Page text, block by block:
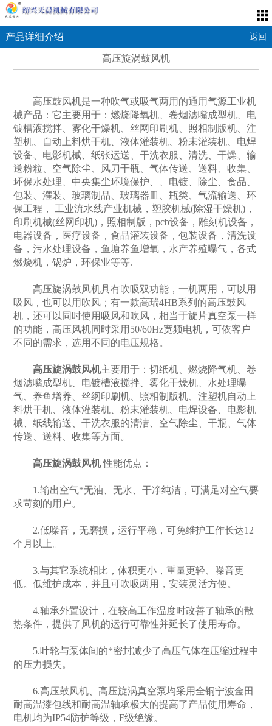
产品详细介绍 返回
高压旋涡鼓风机
高压鼓风机是一种吹气或吸气两用的通用气源工业机
械产品：它主要用于：燃烧降氧机、卷烟滤嘴成型机、电
镀槽液搅拌、雾化干燥机、丝网印刷机、照相制版机、注
塑机、自动上料烘干机、液体灌装机、粉末灌装机、电焊
设备、电影机械、纸张运送、干洗衣服、清洗、干燥、输
送粉粒、空气除尘、风刀干瓶、气体传送、送料、收集、
环保水处理、中央集尘环境保护、、电镀、除尘、食品、
包装、灌装、玻璃制品、玻璃器皿、瓶类、气流输送、环
保工程， 工业流水线产业机械，塑胶机械(除湿干燥机)，
印刷机械(丝网印机)，照相制版，pcb设备，雕刻机设备，
电器设备，医疗设备，食品灌装设备，包装设备，清洗设
备，污水处理设备，鱼塘养鱼增氧，水产养殖曝气，各式
燃烧机，锅炉，环保业等等.
高压旋涡鼓风机具有吹吸双功能，一机两用，可以用
吸风，也可以用吹风；有一款高瑞4HB系列的高压鼓风
机，还可以同时使用吸风和吹风，相当于旋片真空泵一样
的功能，高压风机同时采用50/60Hz宽频电机，可依客户
不同的需求，选用不同的电压规格。
高压旋涡鼓风机主要用于：切纸机、燃烧降气机、卷
烟滤嘴成型机、电镀槽液搅拌、雾化干燥机、水处理曝
气、养鱼增养、丝纲印刷机、照相制版机、注塑机自动上
料烘干机、液体灌装机、粉末灌装机、电焊设备、电影机
械、纸线输送、干洗衣服的清洁、空气除尘、干瓶、气体
传送、送料、收集等方面。
高压旋涡鼓风机性能优点：
1.输出空气*无油、无水、干净纯洁，可满足对空气要
求苛刻的用户。
2.低噪音，无磨损，运行平稳，可免维护工作长达12
个月以上。
3.与其它系统相比，体积更小，重量更轻、噪音更
低。低维护成本，并且可吹吸两用，安装灵活方便。
4.轴承外置设计，在较高工作温度时改善了轴承的散
热条件，提供了风机的运行可靠性并延长了使用寿命。
5.叶轮与泵体间的*密封减少了高压气体在压缩过程中
的压力损失。
6.高压鼓风机、高压旋涡真空泵均采用全铜宁波金田
耐高温漆包线和耐高温轴承极大的提高了产品使用寿命，
电机均为IP54防护等级，F级绝缘。